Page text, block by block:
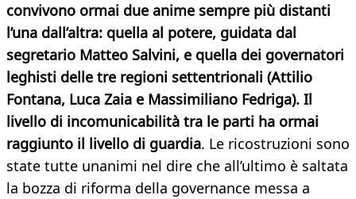
convivono ormai due anime sempre più distanti
l’una dall’altra: quella al potere, guidata dal
segretario Matteo Salvini, e quella dei governatori
leghisti delle tre regioni settentrionali (Attilio
Fontana, Luca Zaia e Massimiliano Fedriga). Il
livello di incomunicabilità tra le parti ha ormai
raggiunto il livello di guardia. Le ricostruzioni sono
state tutte unanimi nel dire che all’ultimo è saltata
la bozza di riforma della governance messa a